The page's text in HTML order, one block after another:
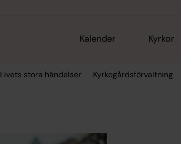
Kalender Kyrkor
Livets stora händelser Kyrkogårdsförvaltning